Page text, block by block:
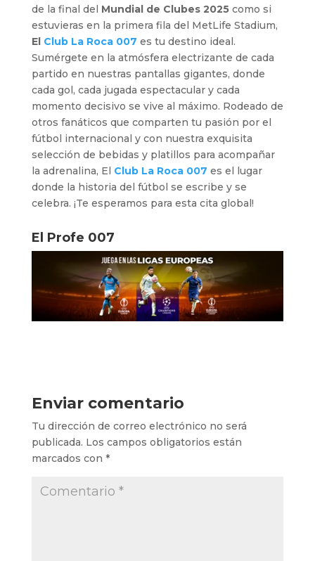
de la final del Mundial de Clubes 2025como si
estuvieras en la primera fila del MetLife Stadium,
El Club La Roca 007 es tu destino ideal.
Sumérgete en la atmósfera electrizante de cada
partido en nuestras pantallas gigantes, donde
cada gol, cada jugada espectacular y cada
momento decisivo se vive al máximo. Rodeado de
otros fanáticos que comparten tu pasión por el
fútbol internacional y con nuestra exquisita
selección de bebidas y platillos para acompañar
la adrenalina, El Club La Roca 007 es el lugar
donde la historia del fútbol se escribe y se
celebra. ¡Te esperamos para esta cita global!
El Profe 007
Enviar comentario
Tu dirección de correo electrónico no será
publicada. Los campos obligatorios están
marcados con *